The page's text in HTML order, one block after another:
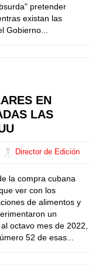
pretender
existan las
Gobierno...
EN
LAS
Director de Edición
la compra cubana
ver con los
de alimentos y
un
octavo mes de 2022,
52 de esas...